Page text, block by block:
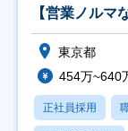
【営業ノルマ
東京都
454万~640
正社員採用